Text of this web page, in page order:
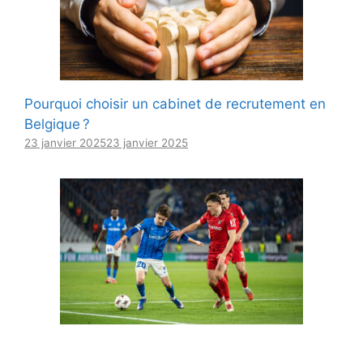
Pourquoi choisir un cabinet de recrutement en
Belgique ?
23 janvier 202523 janvier 2025